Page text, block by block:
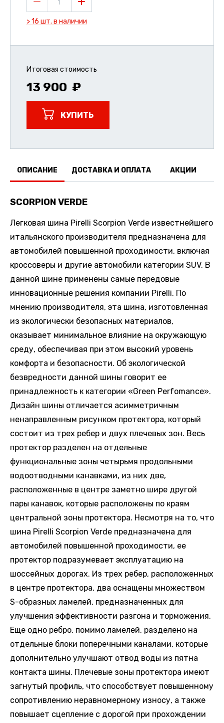
1
> 16 шт. в наличии
Итоговая стоимость
13 900
КУПИТЬ
ОПИСАНИЕ ДОСТАВКА И ОПЛАТА АКЦИИ
SCORPION VERDE
Легковая шина Pirelli Scorpion Verde известнейшего
итальянского производителя предназначена для
автомобилей повышенной проходимости, включая
кроссоверы и другие автомобили категории SUV. В
данной шине применены самые передовые
инновационные решения компании Pirelli. По
мнению производителя, эта шина, изготовленная
из экологически безопасных материалов,
оказывает минимальное влияние на окружающую
среду, обеспечивая при этом высокий уровень
комфорта и безопасности. Об экологической
безвредности данной шины говорит ее
принадлежность к категории «Green Perfomance».
Дизайн шины отличается асимметричным
ненаправленным рисунком протектора, который
состоит из трех ребер и двух плечевых зон. Весь
протектор разделен на отдельные
функциональные зоны четырьмя продольными
водоотводными канавками, из них две,
расположенные в центре заметно шире другой
пары канавок, которые расположены по краям
центральной зоны протектора. Несмотря на то, что
шина Pirelli Scorpion Verde предназначена для
автомобилей повышенной проходимости, ее
протектор подразумевает эксплуатацию на
шоссейных дорогах. Из трех ребер, расположенных
в центре протектора, два оснащены множеством
S-образных ламелей, предназначенных для
улучшения эффективности разгона и торможения.
Еще одно ребро, помимо ламелей, разделено на
отдельные блоки поперечными каналами, которые
дополнительно улучшают отвод воды из пятна
контакта шины. Плечевые зоны протектора имеют
загнутый профиль, что способствует повышенному
сопротивлению неравномерному износу, а также
повышает сцепление с дорогой при прохождении